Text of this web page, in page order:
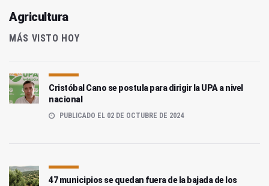
Agricultura
MÁS VISTO HOY
Cristóbal Cano se postula para dirigir la UPA a nivel
nacional
PUBLICADO EL 02 DE OCTUBRE DE 2024
47 municipios se quedan fuera de la bajada de los